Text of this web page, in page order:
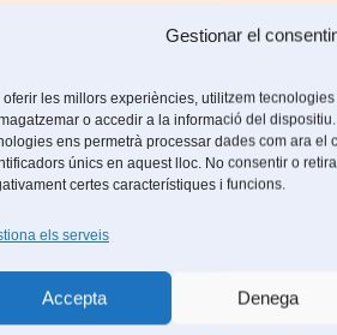
Gestionar el
oferir les millors experiències, utilitzem
o accedir a la informació del
ens permetrà processar dades com ara el
únics en aquest lloc. No consentir o
certes característiques i funcions.
els serveis
Accepta Denega